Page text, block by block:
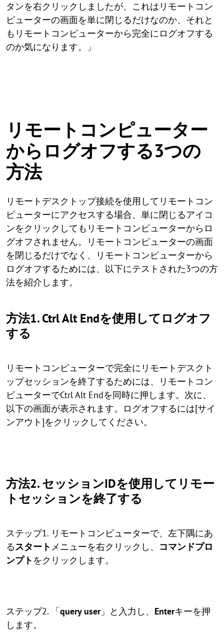
タンを右クリックしましたが、これはリモートコン
ピューターの画面を単に閉じるだけなのか、それと
もリモートコンピューターから完全にログオフする
のか気になります。」
リモートコンピューター
からログオフする3つの
方法
リモートデスクトップ接続を使用してリモートコン
ピューターにアクセスする場合、単に閉じるアイコ
ンをクリックしてもリモートコンピューターからロ
グオフされません。リモートコンピューターの画面
を閉じるだけでなく、リモートコンピューターから
ログオフするためには、以下にテストされた3つの方
法を紹介します。
方法1. Ctrl Alt Endを使用してログオフ
する
リモートコンピューターで完全にリモートデスクト
ップセッションを終了するためには、リモートコン
ピューターでCtrl Alt Endを同時に押します。次に、
以下の画面が表示されます。ログオフするには[サイ
ンアウト]をクリックしてください。
方法2. セッションIDを使用してリモー
トセッションを終了する
ステップ1. リモートコンピューターで、左下隅にあ
るスタート メニューを右クリックし、 コマンドプロ
ンプト をクリックします。
ステップ2. 「query user」と入力し、 Enterキーを押
します。